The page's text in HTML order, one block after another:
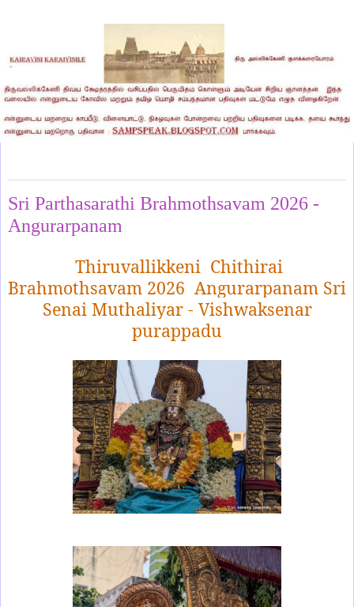
Sri Parthasarathi Brahmothsavam 2026 -
Angurarpanam
Thiruvallikkeni Chithirai
Brahmothsavam 2026 Angurarpanam Sri
Senai Muthaliyar - Vishwaksenar
purappadu